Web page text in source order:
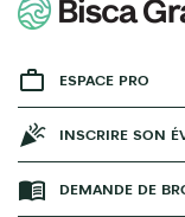
ESPACE PRO
INSCRIRE SON
DEMANDE DE